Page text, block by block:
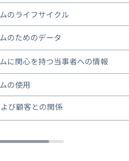
のライフサイクル​
のためのデータ​
に関心を持つ当事者への情報​
の使用​
び顧客との関係​